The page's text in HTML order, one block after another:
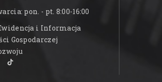
pon. - pt. 8:00-16:00
i Informacja
Gospodarczej